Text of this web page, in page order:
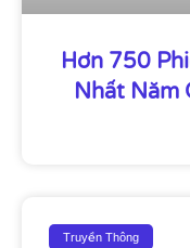
Hơn 750
Nhất Năm
Truyền Thông